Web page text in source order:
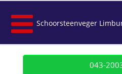
Schoorsteenveger
043-